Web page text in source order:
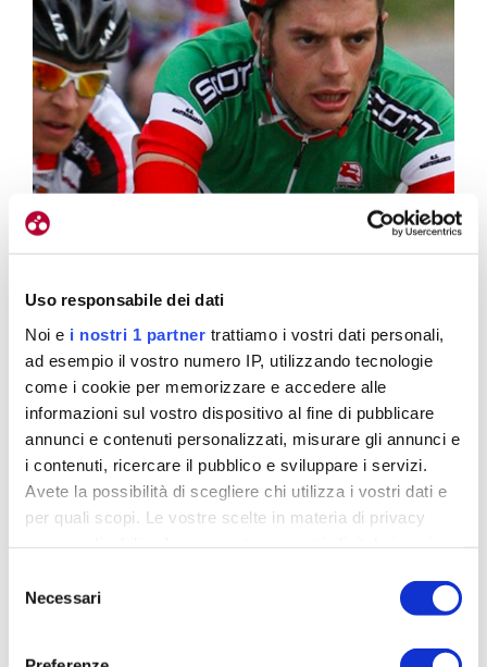
Uso responsabile dei dati
Noi e i nostri 1 partner trattiamo i vostri dati personali,
ad esempio il vostro numero IP, utilizzando tecnologie
come i cookie per memorizzare e accedere alle
informazioni sul vostro dispositivo al fine di pubblicare
annunci e contenuti personalizzati, misurare gli annunci e
i contenuti, ricercare il pubblico e sviluppare i servizi.
Avete la possibilità di scegliere chi utilizza i vostri dati e
per quali scopi. Le vostre scelte in materia di privacy
revocare il proprio consenso in qualsiasi momento dalla
Dichiarazione sui cookie o facendo clic sull'icona di
delNecessari
In azione nel 2009 al Gp La Torre di Fucecchio (foto Scanferla)
professionista alla Lpr?
interessata
. E poi nel 2009 era una bella squadra,